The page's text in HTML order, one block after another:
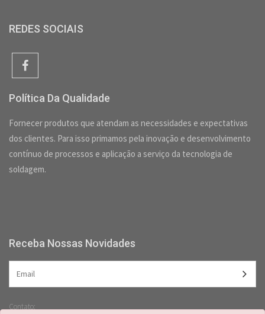
REDES SOCIAIS
Política Da Qualidade
Fornecer produtos que atendam as necessidades e expectativas
dos clientes. Para isso primamos pela inovação e desenvolvimento
contínuo de processos e aplicação a serviço da tecnologia de
soldagem.
Receba Nossas Novidades
Contato: